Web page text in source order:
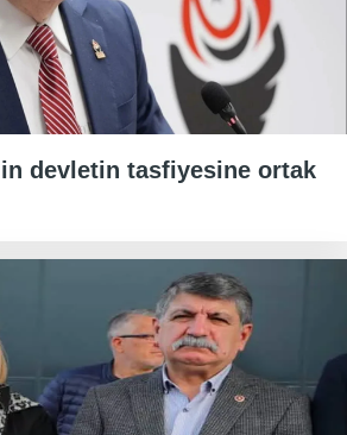
devletin tasfiyesine ortak